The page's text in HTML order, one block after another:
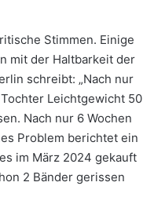
Stimmen. Einige
mit der Haltbarkeit der
schreibt: „Nach nur
Leichtgewicht 50
Nach nur 6 Wochen
Problem berichtet ein
im März 2024 gekauft
2 Bänder gerissen